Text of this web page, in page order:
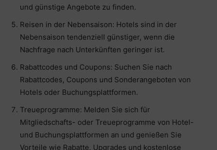
und günstige Angebote zu finden.
Reisen in der Nebensaison: Hotels sind in der
Nebensaison tendenziell günstiger, wenn die
Nachfrage nach Unterkünften geringer ist.
Rabattcodes und Coupons: Suchen Sie nach
Rabattcodes, Coupons und Sonderangeboten von
Hotels oder Buchungsplattformen.
Treueprogramme: Melden Sie sich für
Mitgliedschafts- oder Treueprogramme von Hotel-
und Buchungsplattformen an und genießen Sie
Vorteile wie Rabatte, Upgrades und kostenlose